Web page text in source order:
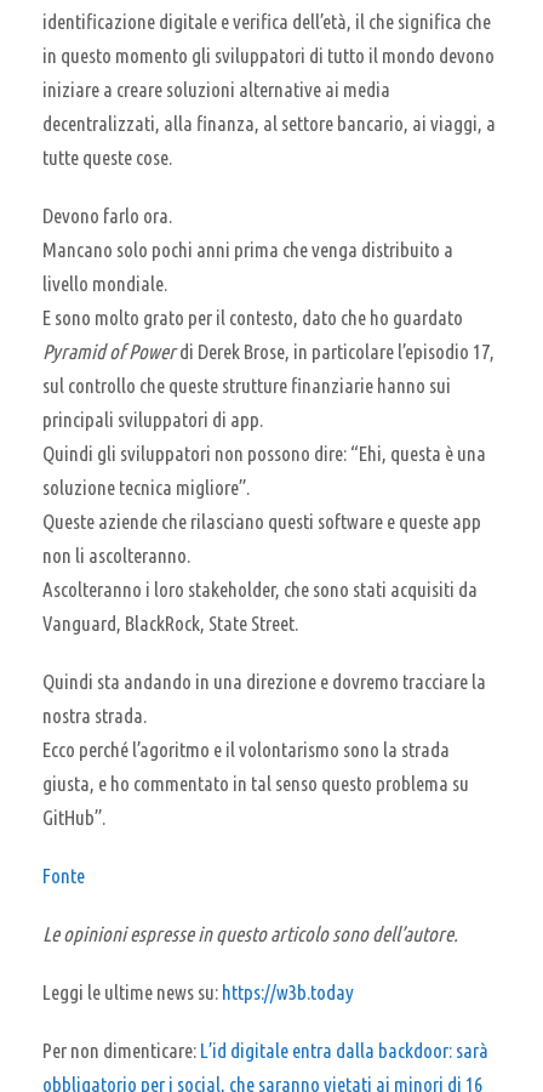
identificazione digitale e verifica dell’età, il che significa che
in questo momento gli sviluppatori di tutto il mondo devono
iniziare a creare soluzioni alternative ai media
decentralizzati, alla finanza, al settore bancario, ai viaggi, a
tutte queste cose.
Devono farlo ora.
Mancano solo pochi anni prima che venga distribuito a
livello mondiale.
E sono molto grato per il contesto, dato che ho guardato
Pyramid of Powerdi Derek Brose, in particolare l’episodio 17,
sul controllo che queste strutture finanziarie hanno sui
principali sviluppatori di app.
Quindi gli sviluppatori non possono dire: “Ehi, questa è una
soluzione tecnica migliore”.
Queste aziende che rilasciano questi software e queste app
non li ascolteranno.
Ascolteranno i loro stakeholder, che sono stati acquisiti da
Vanguard, BlackRock, State Street.
Quindi sta andando in una direzione e dovremo tracciare la
nostra strada.
Ecco perché l’agoritmo e il volontarismo sono la strada
giusta, e ho commentato in tal senso questo problema su
GitHub”.
Fonte
Le opinioni espresse in questo articolo sono dell’autore.
Leggi le ultime news su: https://w3b.today
Per non dimenticare: L’id digitale entra dalla backdoor: sarà
obbligatorio per i social, che saranno vietati ai minori di 16